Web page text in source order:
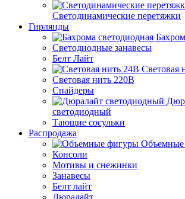
Светодинамические перетяжки
Гирлянды
Светодиодные занавесы
Белт Лайт
Световая
Световая нить 220В
Спайдеры
светодиодный
Тающие сосульки
Распродажа
Консоли
Мотивы и снежинки
Занавесы
Белт лайт
Дюралайт